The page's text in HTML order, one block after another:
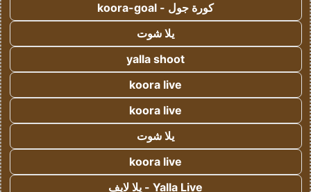
كورة جول - koora-goal
يلا شوت
yalla shoot
koora live
koora live
يلا شوت
koora live
Yalla Live - يلا لايف